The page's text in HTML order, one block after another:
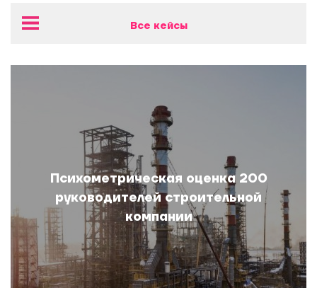
Все кейсы
Разработка оргструктуры для девелоперской
Психометрическая оценка 200 руководителей
строительной компании
Трансформация культуры после M&A
Оптимизация структуры для финблока
девелоперской компании
Разработка системы оценки для компании
«Свеза»
Психометрическая оценка 200
руководителей строительной
компании